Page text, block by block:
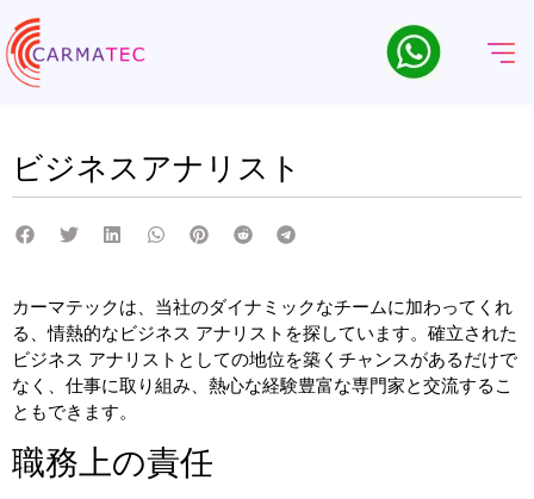
ビジネスアナリスト
カーマテックは、当社のダイナミックなチームに加わってくれ
る、情熱的なビジネス アナリストを探しています。確立された
ビジネス アナリストとしての地位を築くチャンスがあるだけで
なく、仕事に取り組み、熱心な経験豊富な専門家と交流するこ
ともできます。
職務上の責任